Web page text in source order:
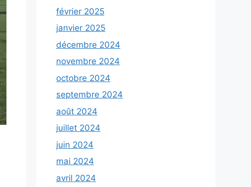
février 2025
janvier 2025
décembre 2024
novembre 2024
octobre 2024
septembre 2024
août 2024
juillet 2024
juin 2024
mai 2024
avril 2024